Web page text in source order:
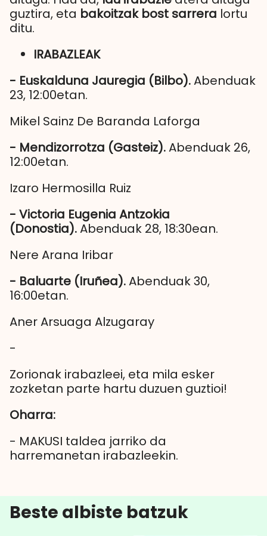
guztira, eta bakoitzak bost sarrera lortu
ditu.
IRABAZLEAK
- Euskalduna Jauregia (Bilbo).Abenduak
23, 12:00etan.
Mikel Sainz De Baranda Laforga
- Mendizorrotza (Gasteiz).Abenduak 26,
12:00etan.
Izaro Hermosilla Ruiz
- Victoria Eugenia Antzokia
(Donostia).Abenduak 28, 18:30ean.
Nere Arana Iribar
- Baluarte (Iruñea).Abenduak 30,
16:00etan.
Aner Arsuaga Alzugaray
-
Zorionak irabazleei, eta mila esker
zozketan parte hartu duzuen guztioi!
Oharra:
- MAKUSI taldea jarriko da
harremanetan irabazleekin.
Beste albiste batzuk